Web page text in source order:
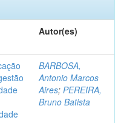
Autor(es)
BARBOSA,
Antonio Marcos
Aires; PEREIRA,
Bruno Batista